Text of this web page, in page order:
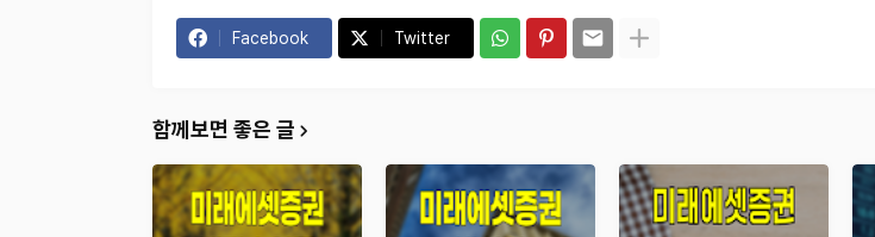
Facebook Twitter
함께보면 좋은 글